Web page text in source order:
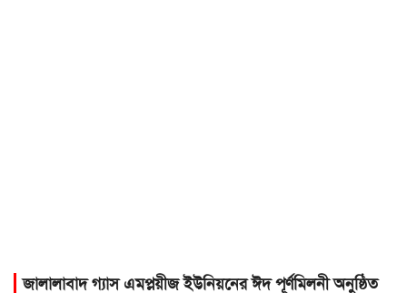
জালালাবাদ গ্যাস এমপ্লয়ীজ ইউনিয়নের ঈদ পূর্ণমিলনী অনুষ্ঠিত